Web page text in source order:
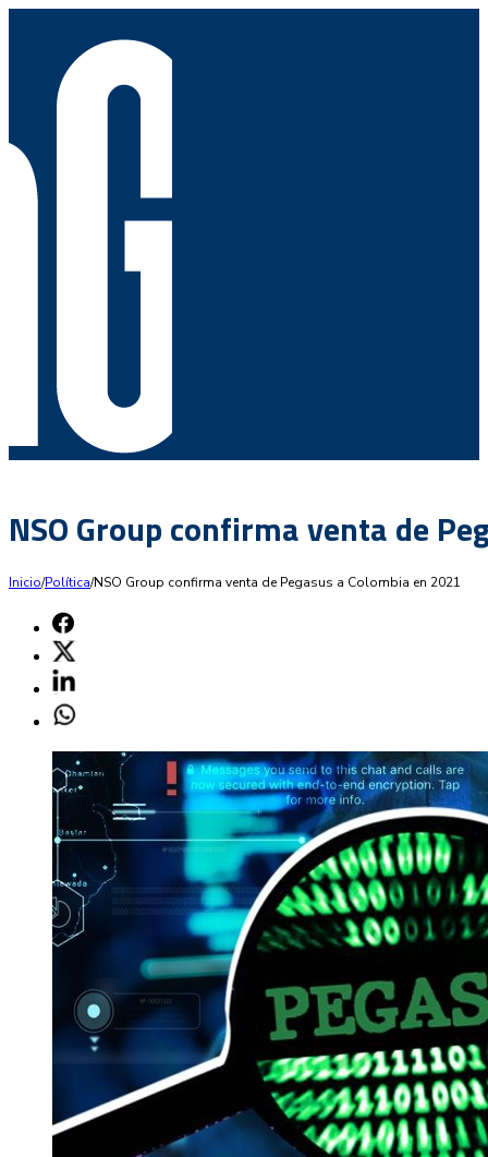
NSO Group confirma venta de
Inicio/Política/NSO Group confirma venta de Pegasus a Colombia en 2021